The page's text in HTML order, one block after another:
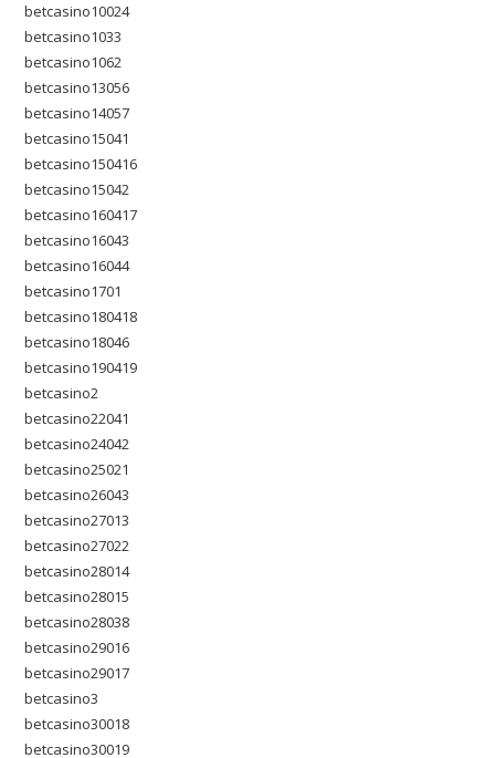
betcasino10024
betcasino1033
betcasino1062
betcasino13056
betcasino14057
betcasino15041
betcasino150416
betcasino15042
betcasino160417
betcasino16043
betcasino16044
betcasino1701
betcasino180418
betcasino18046
betcasino190419
betcasino2
betcasino22041
betcasino24042
betcasino25021
betcasino26043
betcasino27013
betcasino27022
betcasino28014
betcasino28015
betcasino28038
betcasino29016
betcasino29017
betcasino3
betcasino30018
betcasino30019